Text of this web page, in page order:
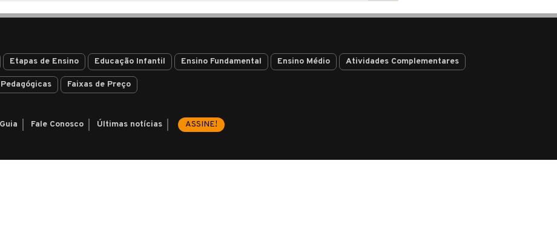
Etapas de Ensino Educação Infantil Ensino Fundamental Ensino Médio Atividades Complementares
Faixas de Preço
Fale Conosco Últimas notícias ASSINE!